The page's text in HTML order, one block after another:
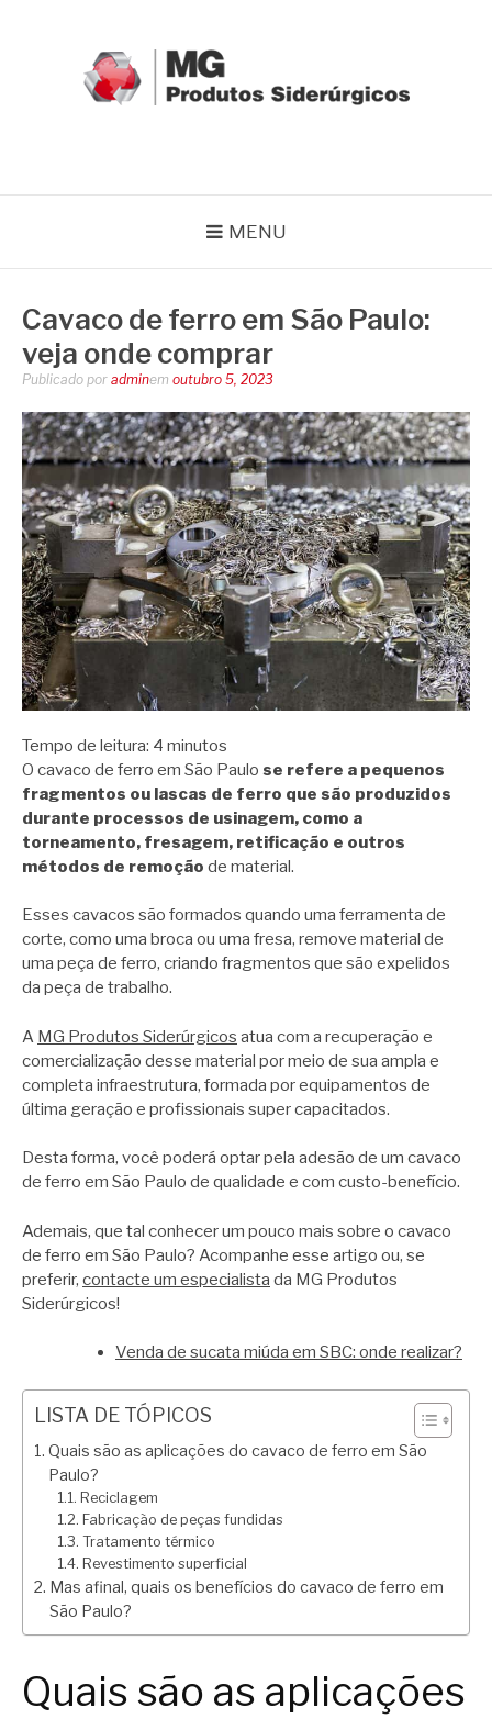
MENU
Cavaco de ferro em São Paulo:
veja onde comprar
Publicado por adminem outubro 5, 2023
Tempo de leitura: 4 minutos
O cavaco de ferro em São Paulo se refere a pequenos
fragmentos ou lascas de ferro que são produzidos
durante processos de usinagem, como a
torneamento, fresagem, retificação e outros
métodos de remoção de material.
Esses cavacos são formados quando uma ferramenta de
corte, como uma broca ou uma fresa, remove material de
uma peça de ferro, criando fragmentos que são expelidos
da peça de trabalho.
A MG Produtos Siderúrgicos atua com a recuperação e
comercialização desse material por meio de sua ampla e
completa infraestrutura, formada por equipamentos de
última geração e profissionais super capacitados.
Desta forma, você poderá optar pela adesão de um cavaco
de ferro em São Paulo de qualidade e com custo-benefício.
Ademais, que tal conhecer um pouco mais sobre o cavaco
de ferro em São Paulo? Acompanhe esse artigo ou, se
preferir, contacte um especialista da MG Produtos
Siderúrgicos!
Venda de sucata miúda em SBC: onde realizar?
LISTA DE TÓPICOS
Quais são as aplicações do cavaco de ferro em São
Paulo?
Reciclagem
Fabricação de peças fundidas
Tratamento térmico
Revestimento superficial
Mas afinal, quais os benefícios do cavaco de ferro em
São Paulo?
Quais são as aplicações